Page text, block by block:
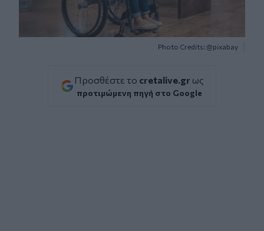
Photo Credits: @pixabay
Προσθέστε το cretalive.gr ως
προτιμώμενη πηγή στο Google